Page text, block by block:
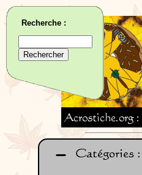
Recherche :